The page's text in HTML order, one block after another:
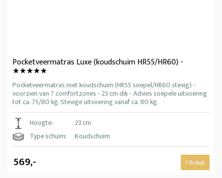
Pocketveermatras Luxe (koudschuim HR55/HR60) -
★★★★★
Pocketveermatras met koudschuim (HR55 soepel/HR60 stevig) -
voorzien van 7 comfortzones - 23 cm dik - Advies soepele uitvoering
tot ca. 75/80 kg. Stevige uitvoering vanaf ca. 80 kg.
Hoogte:
23 cm
Type schuim:
Koudschuim
569,- Bekijk